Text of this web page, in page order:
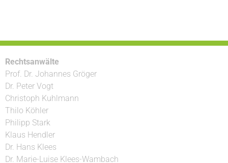
Rechtsanwälte
Prof. Dr. Johannes Gröger
Dr. Peter Vogt
Christoph Kuhlmann
Thilo Köhler
Philipp Stark
Klaus Hendler
Dr. Hans Klees
Dr. Marie-Luise Klees-Wambach